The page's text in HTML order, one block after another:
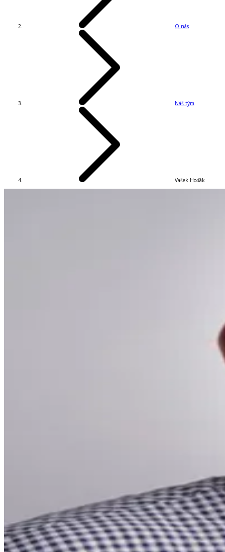
O nás
Náš tým
Vašek Hoďák